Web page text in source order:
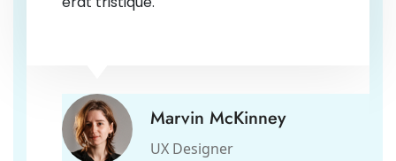
Marvin McKinney
UX Designer